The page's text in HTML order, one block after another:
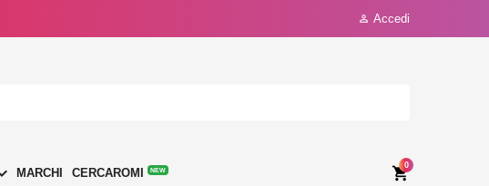
 Accedi
MARCHI CERCAROMI NEW 
0